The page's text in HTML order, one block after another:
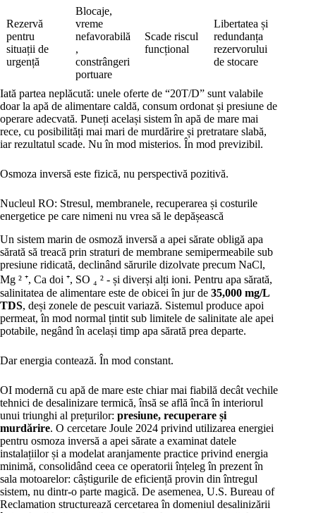
Rezervă
pentru
situații de
urgență
Blocaje,
vreme
nefavorabilă
,
constrângeri
portuare
Scade riscul
funcțional
Libertatea și
redundanța
rezervorului
de stocare
Iată partea neplăcută: unele oferte de “20T/D” sunt valabile
doar la apă de alimentare caldă, consum ordonat și presiune de
operare adecvată. Puneți același sistem în apă de mare mai
rece, cu posibilități mai mari de murdărire și pretratare slabă,
iar rezultatul scade. Nu în mod misterios. În mod previzibil.
Osmoza inversă este fizică, nu perspectivă pozitivă.
Nucleul RO: Stresul, membranele, recuperarea și costurile
energetice pe care nimeni nu vrea să le depășească
Un sistem marin de osmoză inversă a apei sărate obligă apa
sărată să treacă prin straturi de membrane semipermeabile sub
presiune ridicată, declinând sărurile dizolvate precum NaCl,
Mg ² ⁺, Ca doi ⁺, SO ₄ ² - și diverși alți ioni. Pentru apa sărată,
salinitatea de alimentare este de obicei în jur de 35,000 mg/L
TDS, deși zonele de pescuit variază. Sistemul produce apoi
permeat, în mod normal țintit sub limitele de salinitate ale apei
potabile, negând în același timp apa sărată prea departe.
Dar energia contează. În mod constant.
OI modernă cu apă de mare este chiar mai fiabilă decât vechile
tehnici de desalinizare termică, însă se află încă în interiorul
unui triunghi al prețurilor: presiune, recuperare și
murdărire. O cercetare Joule 2024 privind utilizarea energiei
pentru osmoza inversă a apei sărate a examinat datele
instalațiilor și a modelat aranjamente practice privind energia
minimă, consolidând ceea ce operatorii înțeleg în prezent în
sala motoarelor: câștigurile de eficiență provin din întregul
sistem, nu dintr-o parte magică. De asemenea, U.S. Bureau of
Reclamation structurează cercetarea în domeniul desalinizării